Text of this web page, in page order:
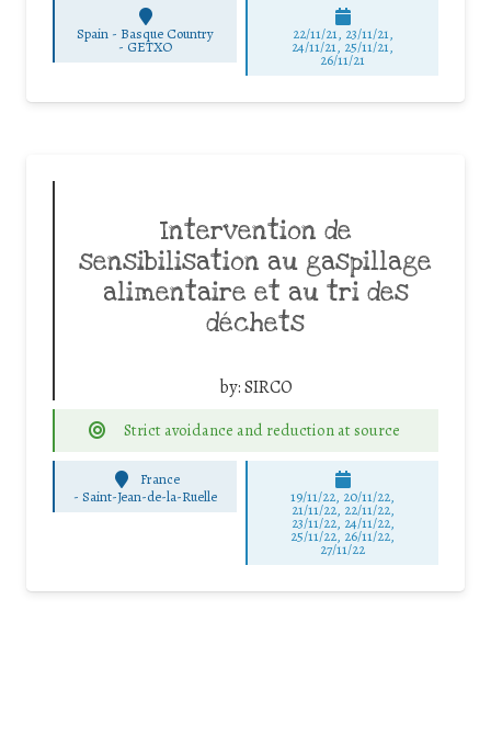
Spain - Basque Country
- GETXO
22/11/21, 23/11/21,
24/11/21, 25/11/21,
26/11/21
Intervention de
sensibilisation au gaspillage
alimentaire et au tri des
déchets
by:SIRCO
Strict avoidance and reduction at source
France
-Saint-Jean-de-la-Ruelle 19/11/22, 20/11/22,
21/11/22, 22/11/22,
23/11/22, 24/11/22,
25/11/22, 26/11/22,
27/11/22